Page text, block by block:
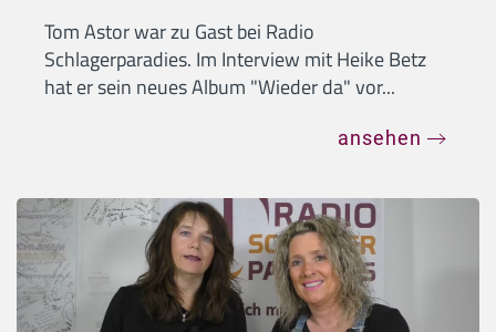
Tom Astor war zu Gast bei Radio
Schlagerparadies. Im Interview mit Heike Betz
hat er sein neues Album "Wieder da" vor...
ansehen